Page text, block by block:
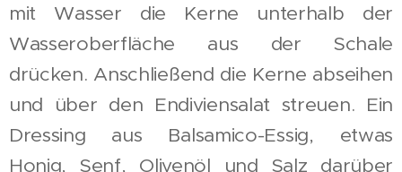
mit Wasser die Kerne unterhalb der
Wasseroberfläche aus der Schale
drücken. Anschließend die Kerne abseihen
und über den Endiviensalat streuen. Ein
Dressing aus Balsamico-Essig, etwas
Honig, Senf, Olivenöl und Salz darüber